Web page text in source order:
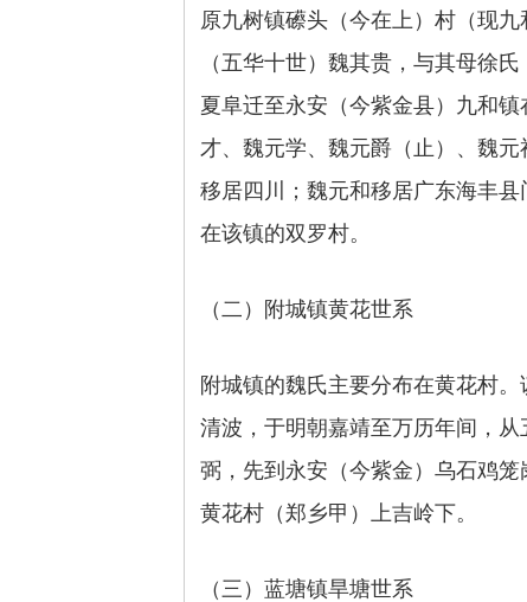
原九树镇礤头（今在上）村（现
（五华十世）魏其贵，与其母徐
夏阜迁至永安（今紫金县）九和
才、魏元学、魏元爵（止）、魏
移居四川；魏元和移居广东海丰
在该镇的双罗村。
（二）附城镇黄花世系
附城镇的魏氏主要分布在黄花村
清波，于明朝嘉靖至万历年间，
弼，先到永安（今紫金）乌石鸡
黄花村（郑乡甲）上吉岭下。
（三）蓝塘镇旱塘世系